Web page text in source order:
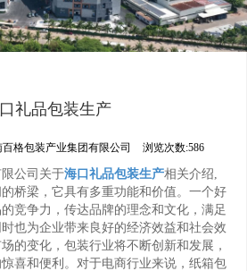
礼品包装生产
百格包装产业集团有限公司 浏览次数:586
公司关于海口礼品包装生产相关介绍,
桥梁，它具有多重功能和价值。一个好
竞争力，传达品牌的理念和文化，满足
也为企业带来良好的经济效益和社会效
的变化，包装行业将不断创新和发展，
喜和便利。对于电商行业来说，纸箱包